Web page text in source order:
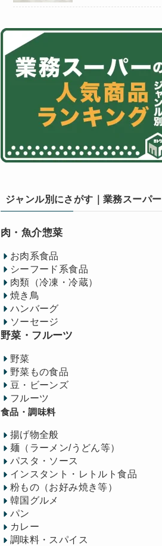
ジャンル別にさがす｜業務スーパー
肉・魚介惣菜
お肉系食品
シーフード系食品
肉類（冷凍・冷蔵）
焼き鳥
ハンバーグ
ソーセージ
野菜・フルーツ
野菜
野菜もの食品
豆・ビーンズ
フルーツ
食品・調味料
揚げ物全般
麺（ラーメン/うどん等）
パスタ・ソース
インスタント・レトルト食品
粉もの（お好み焼き等）
韓国グルメ
パン
カレー
調味料・スパイス